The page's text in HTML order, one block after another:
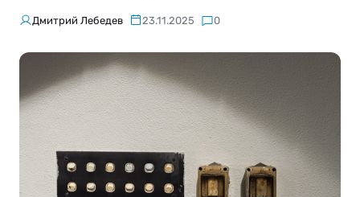
Дмитрий Лебедев 23.11.2025 0